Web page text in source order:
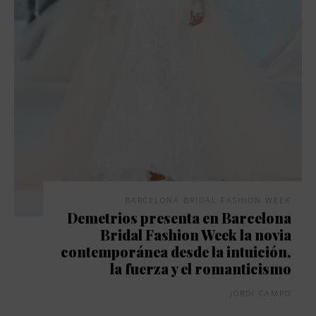
BARCELONA BRIDAL FASHION WEEK
Demetrios presenta en Barcelona
Bridal Fashion Week la novia
contemporánea desde la intuición,
la fuerza y el romanticismo
JORDI CAMPO